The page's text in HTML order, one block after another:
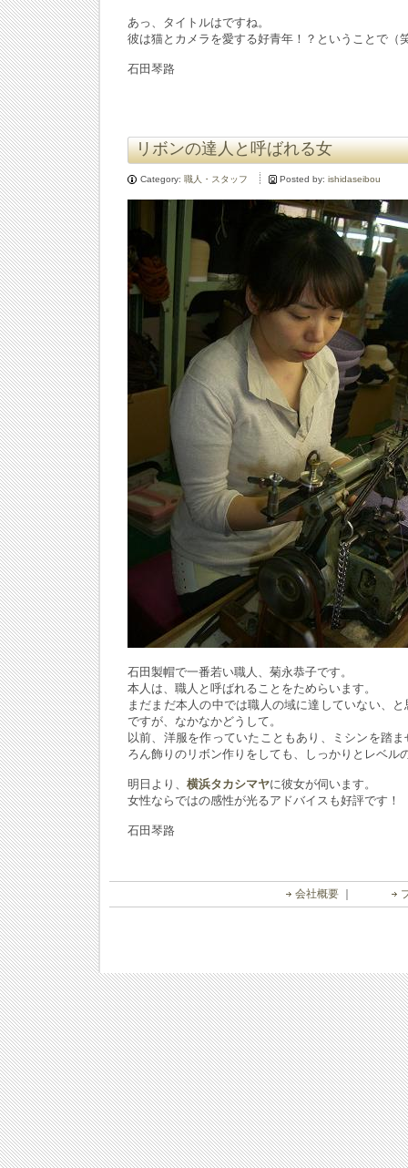
あっ、タイトルはですね。
彼は猫とカメラを愛する好青年！？ということで（
石田琴路
リボンの達人と呼ばれる女
Category: 職人・スタッフ Posted by: ishidaseibou
石田製帽で一番若い職人、菊永恭子です。
本人は、職人と呼ばれることをためらいます。
まだまだ本人の中では職人の域に達していない、
ですが、なかなかどうして。
以前、洋服を作っていたこともあり、ミシンを踏
ろん飾りのリボン作りをしても、しっかりとレベル
明日より、 横浜タカシマヤに彼女が伺います。
女性ならではの感性が光るアドバイスも好評です！
石田琴路
会社概要